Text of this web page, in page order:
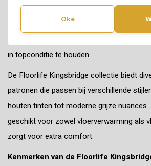
Oké
bespaart tijd en zorgt voor een stevig en
vloeren zijn bovendien
in topconditie te houden.
De Floorlife Kingsbridge collectie biedt
patronen die passen bij verschillende
houten tinten tot moderne grijze nuances.
geschikt voor zowel vloerverwarming als
zorgt voor extra comfort.
Kenmerken van de Floorlife